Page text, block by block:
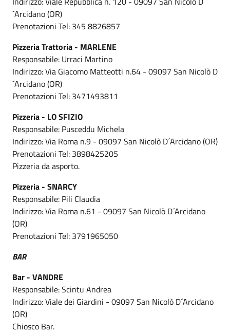
´Arcidano (OR)
Prenotazioni Tel: 345 8826857
Pizzeria Trattoria - MARLENE
Responsabile: Urraci Martino
Indirizzo: Via Giacomo Matteotti n.64 - 09097 San Nicolò D
´Arcidano (OR)
Prenotazioni Tel: 3471493811
Pizzeria - LO SFIZIO
Responsabile: Pusceddu Michela
Indirizzo: Via Roma n.9 - 09097 San Nicolò D´Arcidano (OR)
Prenotazioni Tel: 3898425205
Pizzeria da asporto.
Pizzeria - SNARCY
Responsabile: Pili Claudia
Indirizzo: Via Roma n.61 - 09097 San Nicolò D´Arcidano
(OR)
Prenotazioni Tel: 3791965050
BAR
Bar - VANDRE
Responsabile: Scintu Andrea
Indirizzo: Viale dei Giardini - 09097 San Nicolò D´Arcidano
(OR)
Chiosco Bar.